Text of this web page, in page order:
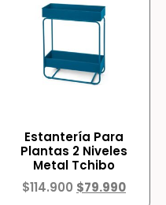
Estantería Para
Plantas 2 Niveles
Metal Tchibo
$114.900 $79.990